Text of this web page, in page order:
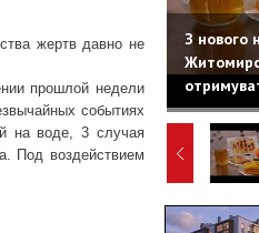
жертв давно не
прошлой недели
событиях
на воде, 3 случая
Под воздействием
З нового